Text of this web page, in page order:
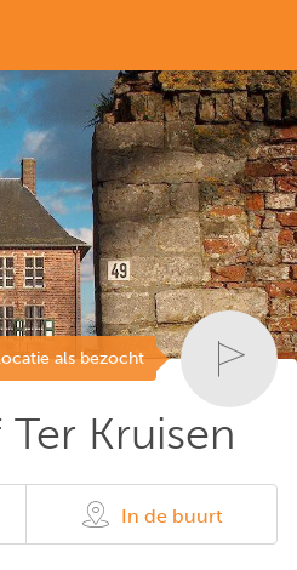
als bezocht
Kruisen
In de buurt
LIJST